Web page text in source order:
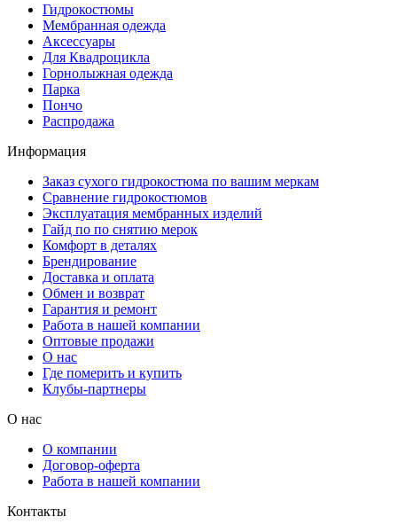
Гидрокостюмы
Мембранная одежда
Аксесcуары
Для Квадроцикла
Горнолыжная одежда
Парка
Пончо
Распродажа
Информация
Заказ сухого гидрокостюма по вашим меркам
Сравнение гидрокостюмов
Эксплуатация мембранных изделий
Гайд по по снятию мерок
Комфорт в деталях
Брендирование
Доставка и оплата
Обмен и возврат
Гарантия и ремонт
Работа в нашей компании
Оптовые продажи
О нас
Где померить и купить
Клубы-партнеры
О нас
О компании
Договор-оферта
Работа в нашей компании
Контакты